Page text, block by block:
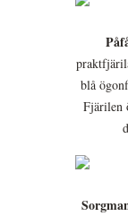
blå
Fjärilen